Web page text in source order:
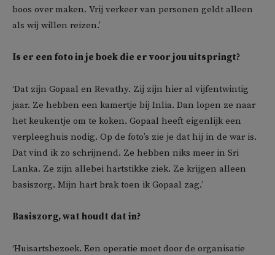
boos over maken. Vrij verkeer van personen geldt alleen
als wij willen reizen.’
Is er een foto in je boek die er voor jou uitspringt?
‘Dat zijn Gopaal en Revathy. Zij zijn hier al vijfentwintig
jaar. Ze hebben een kamertje bij Inlia. Dan lopen ze naar
het keukentje om te koken. Gopaal heeft eigenlijk een
verpleeghuis nodig. Op de foto’s zie je dat hij in de war is.
Dat vind ik zo schrijnend. Ze hebben niks meer in Sri
Lanka. Ze zijn allebei hartstikke ziek. Ze krijgen alleen
basiszorg. Mijn hart brak toen ik Gopaal zag.’
Basiszorg, wat houdt dat in?
‘Huisartsbezoek. Een operatie moet door de organisatie